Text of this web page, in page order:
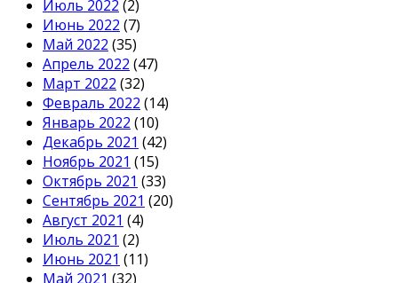
Июль 2022 (2)
Июнь 2022 (7)
Май 2022 (35)
Апрель 2022 (47)
Март 2022 (32)
Февраль 2022 (14)
Январь 2022 (10)
Декабрь 2021 (42)
Ноябрь 2021 (15)
Октябрь 2021 (33)
Сентябрь 2021 (20)
Август 2021 (4)
Июль 2021 (2)
Июнь 2021 (11)
Май 2021 (32)